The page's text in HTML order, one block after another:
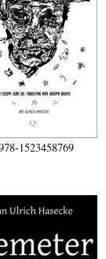
1523458769